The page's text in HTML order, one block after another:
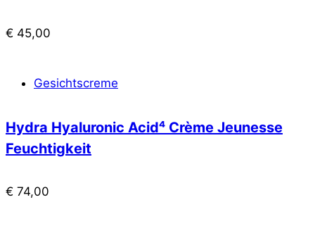
€ 45,00
Gesichtscreme
Hydra Hyaluronic Acid⁴ Crème Jeunesse
Feuchtigkeit
€ 74,00